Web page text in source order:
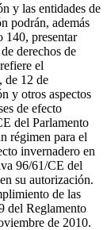
y las entidades de
podrán, además
140, presentar
derechos de
el
de 12 de
y otros aspectos
de efecto
del Parlamento
régimen para el
invernadero en
96/61/CE del
su autorización.
de las
del Reglamento
de 2010.